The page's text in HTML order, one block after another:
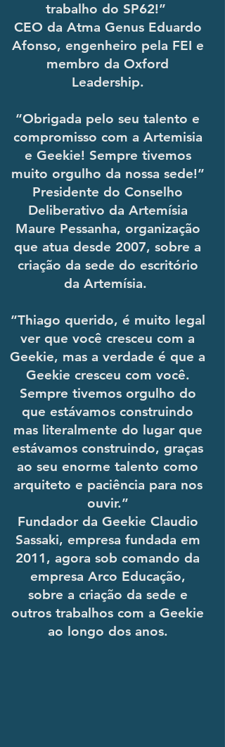
trabalho do SP62!”
CEO da Atma Genus Eduardo
Afonso, engenheiro pela FEI e
membro da Oxford
Leadership.
“Obrigada pelo seu talento e
compromisso com a Artemisia
e Geekie! Sempre tivemos
muito orgulho da nossa sede!”
Presidente do Conselho
Deliberativo da Artemísia
Maure Pessanha, organização
que atua desde 2007, sobre a
criação da sede do escritório
da Artemísia.
“Thiago querido, é muito legal
ver que você cresceu com a
Geekie, mas a verdade é que a
Geekie cresceu com você.
Sempre tivemos orgulho do
que estávamos construindo
mas literalmente do lugar que
estávamos construindo, graças
ao seu enorme talento como
arquiteto e paciência para nos
ouvir.”
Fundador da Geekie Claudio
Sassaki, empresa fundada em
2011, agora sob comando da
empresa Arco Educação,
sobre a criação da sede e
outros trabalhos com a Geekie
ao longo dos anos.